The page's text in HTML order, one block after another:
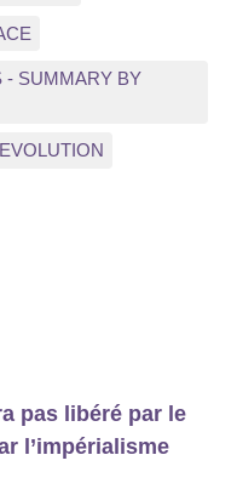
- SUMMARY BY
pas libéré par le
l’impérialisme